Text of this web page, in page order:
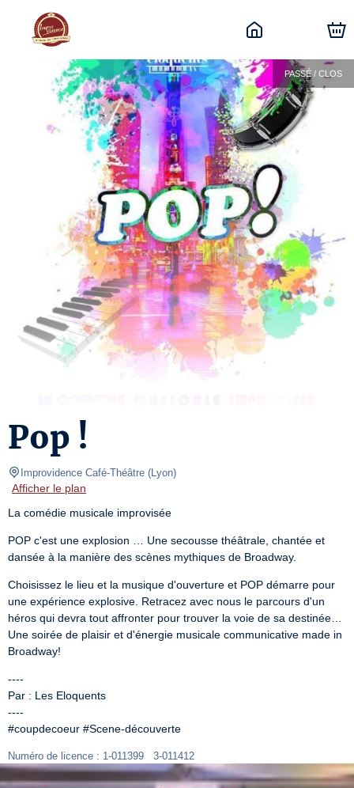
PASSÉ / CLOS
Pop !
Improvidence Café-Théâtre (Lyon)
Afficher le plan
La comédie musicale improvisée
POP c'est une explosion … Une secousse théâtrale, chantée et
dansée à la manière des scènes mythiques de Broadway.
Choisissez le lieu et la musique d'ouverture et POP démarre pour
une expérience explosive. Retracez avec nous le parcours d'un
héros qui devra tout affronter pour trouver la voie de sa destinée…
Une soirée de plaisir et d'énergie musicale communicative made in
Broadway!
----
Par : Les Eloquents
----
#coupdecoeur #Scene-découverte
Numéro de licence : 1-011399   3-011412